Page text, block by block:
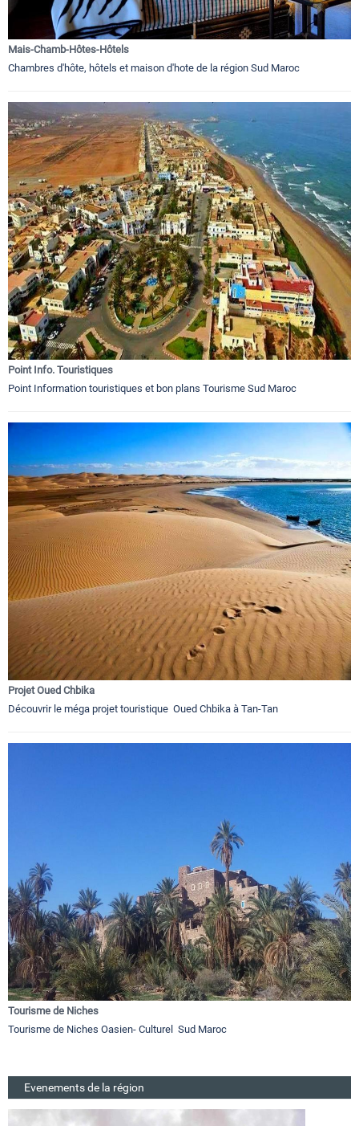
Mais-Chamb-Hôtes-Hôtels
Chambres d'hôte, hôtels et maison d'hote de la région Sud Maroc
Point Info. Touristiques
Point Information touristiques et bon plans Tourisme Sud Maroc
Projet Oued Chbika
Découvrir le méga projet touristique Oued Chbika à Tan-Tan
Tourisme de Niches
Tourisme de Niches Oasien- Culturel Sud Maroc
Evenements de la région